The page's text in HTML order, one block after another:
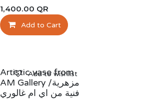
1,400.00 QR
Add to Cart
Artistic vase from
AM Gallery /مزهرية
فنية من اي ام غالوري
Add to wishlist